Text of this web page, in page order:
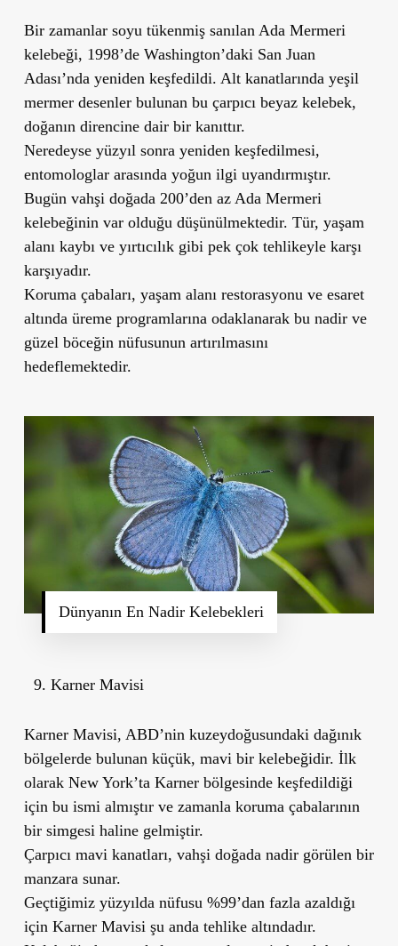
Bir zamanlar soyu tükenmiş sanılan Ada Mermeri
kelebeği, 1998’de Washington’daki San Juan
Adası’nda yeniden keşfedildi. Alt kanatlarında yeşil
mermer desenler bulunan bu çarpıcı beyaz kelebek,
doğanın direncine dair bir kanıttır.
Neredeyse yüzyıl sonra yeniden keşfedilmesi,
entomologlar arasında yoğun ilgi uyandırmıştır.
Bugün vahşi doğada 200’den az Ada Mermeri
kelebeğinin var olduğu düşünülmektedir. Tür, yaşam
alanı kaybı ve yırtıcılık gibi pek çok tehlikeyle karşı
karşıyadır.
Koruma çabaları, yaşam alanı restorasyonu ve esaret
altında üreme programlarına odaklanarak bu nadir ve
güzel böceğin nüfusunun artırılmasını
hedeflemektedir.
Dünyanın En Nadir Kelebekleri
Karner Mavisi
Karner Mavisi, ABD’nin kuzeydoğusundaki dağınık
bölgelerde bulunan küçük, mavi bir kelebeğidir. İlk
olarak New York’ta Karner bölgesinde keşfedildiği
için bu ismi almıştır ve zamanla koruma çabalarının
bir simgesi haline gelmiştir.
Çarpıcı mavi kanatları, vahşi doğada nadir görülen bir
manzara sunar.
Geçtiğimiz yüzyılda nüfusu %99’dan fazla azaldığı
için Karner Mavisi şu anda tehlike altındadır.